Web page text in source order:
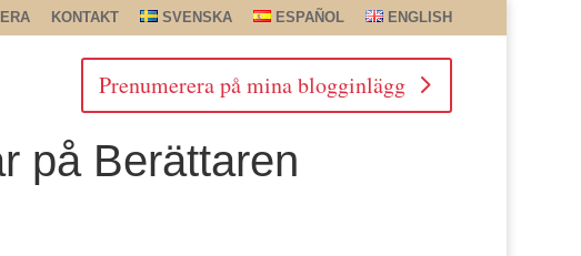
KONTAKT SVENSKA ESPAÑOL ENGLISH
Prenumerera på mina blogginlägg
på Berättaren